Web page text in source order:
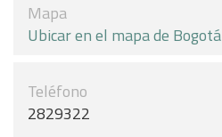
Mapa
Ubicar en el mapa de Bogotá
Teléfono
2829322